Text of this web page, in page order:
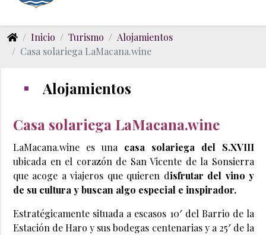
Inicio Turismo
Alojamientos
Casa solariega LaMacana.wine
Alojamientos
Casa solariega LaMacana.wine
LaMacana.wine es una casa solariega del S.XVIII
ubicada en el corazón de San Vicente de la Sonsierra
que acoge a viajeros que quieren disfrutar del vino y
de su cultura y buscan algo especial e inspirador.
Estratégicamente situada a escasos 10′ del Barrio de la
Estación de Haro y sus bodegas centenarias y a 25′ de la